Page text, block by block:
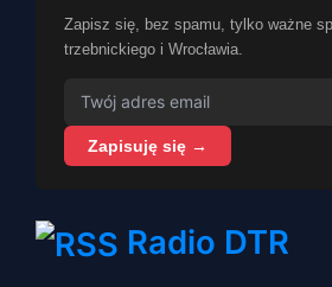
Zapisz się, bez spamu, tylko ważne
trzebnickiego i Wrocławia.
Zapisuję się →
Radio DTR